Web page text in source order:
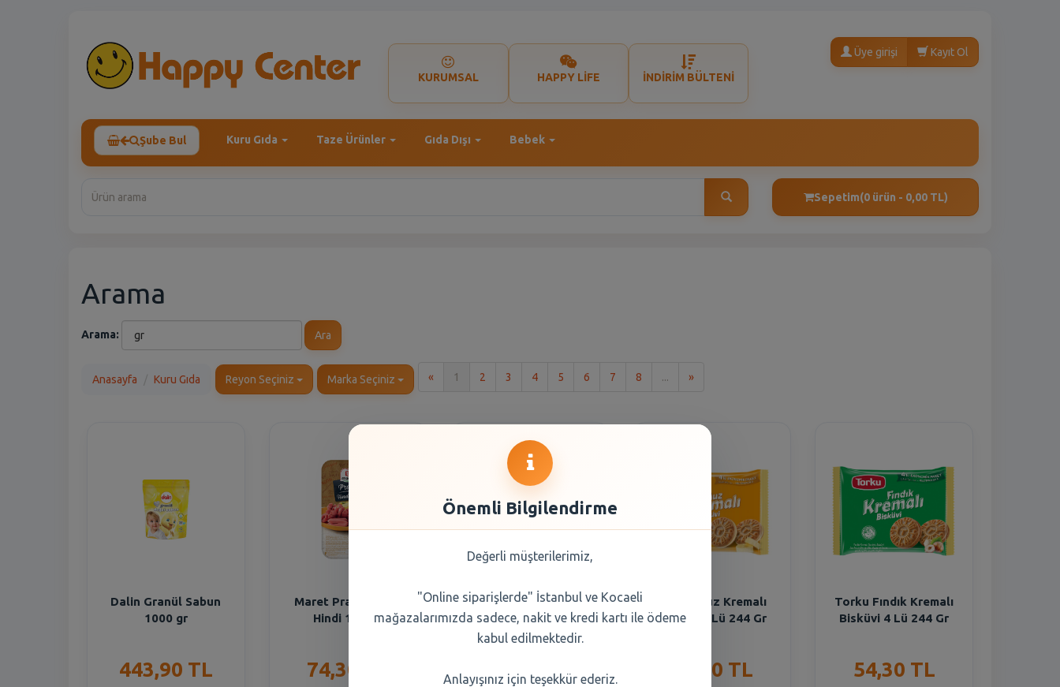
KURUMSAL HAPPY LİFE İNDİRİM BÜLTENİ
Üye girişi Kayıt Ol
Şube Bul Kuru Gıda Taze Ürünler Gıda Dışı Bebek
Sepetim(0 ürün - 0,00 TL)
Arama
Arama: Ara
Anasayfa Kuru Gıda Reyon Seçiniz Marka Seçiniz « 1 2 3 4 5 6 7 8 ... »Son
Dalin Granül Sabun
1000 gr
443,90 TL
Maret Pratik Sosis
Hindi 140 Gr
74,30 TL
Torku Çikolata
Kremalı Bisküvi 4 Lü
244 Gr
54,30 TL
Torku Muz Kremalı
Bisküvi 4 Lü 244 Gr
54,30 TL
Torku Fındık Kremalı
Bisküvi 4 Lü 244 Gr
54,30 TL
Önemli Bilgilendirme
Değerli müşterilerimiz,
"Online siparişlerde" İstanbul ve Kocaeli
mağazalarımızda sadece, nakit ve kredi kartı ile ödeme
kabul edilmektedir.
Anlayışınız için teşekkür ederiz.